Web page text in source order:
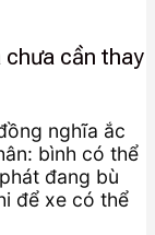
chưa cần thay
nghĩa ắc
bình có thể
đang bù
để xe có thể